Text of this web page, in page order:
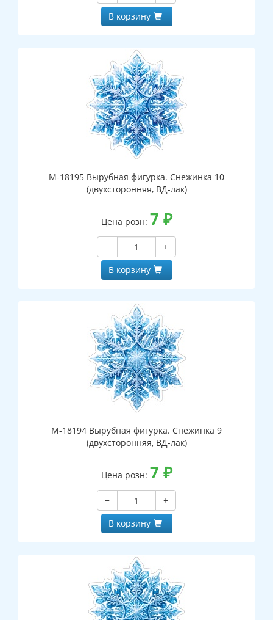
В корзину
М-18195 Вырубная фигурка. Снежинка 10
(двухсторонняя, ВД-лак)
Цена розн: 7 ₽
−
+
В корзину
М-18194 Вырубная фигурка. Снежинка 9
(двухсторонняя, ВД-лак)
Цена розн: 7 ₽
−
+
В корзину